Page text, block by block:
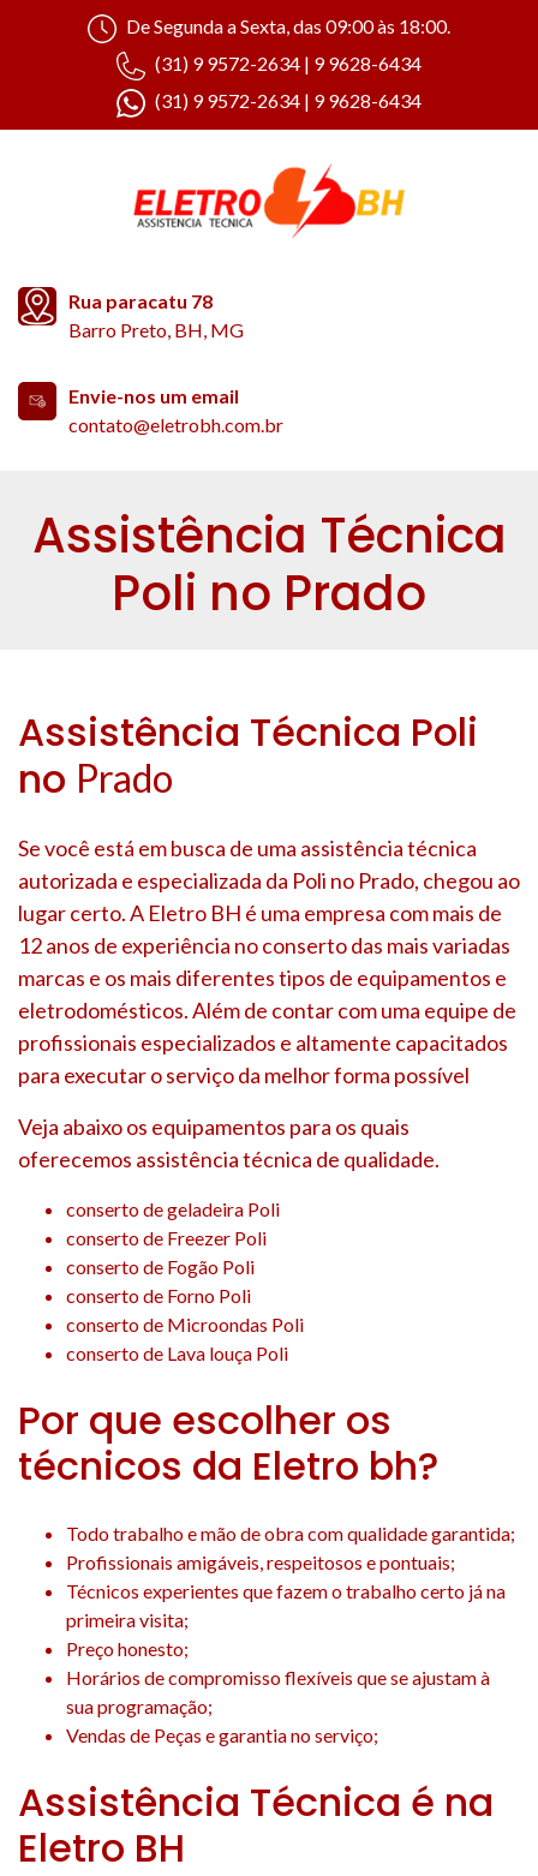
De Segunda a Sexta, das 09:00 às 18:00.
(31) 9 9572-2634 | 9 9628-6434
(31) 9 9572-2634 | 9 9628-6434
Rua paracatu 78
Barro Preto, BH, MG
Envie-nos um email
contato@eletrobh.com.br
Assistência Técnica
Poli no Prado
Assistência Técnica Poli
no Prado
Se você está em busca de uma assistência técnica
autorizada e especializada da Poli no Prado, chegou ao
lugar certo. A Eletro BH é uma empresa com mais de
12 anos de experiência no conserto das mais variadas
marcas e os mais diferentes tipos de equipamentos e
eletrodomésticos. Além de contar com uma equipe de
profissionais especializados e altamente capacitados
para executar o serviço da melhor forma possível
Veja abaixo os equipamentos para os quais
oferecemos assistência técnica de qualidade.
conserto de geladeira Poli
conserto de Freezer Poli
conserto de Fogão Poli
conserto de Forno Poli
conserto de Microondas Poli
conserto de Lava louça Poli
Por que escolher os
técnicos da Eletro bh?
Todo trabalho e mão de obra com qualidade garantida;
Profissionais amigáveis, respeitosos e pontuais;
Técnicos experientes que fazem o trabalho certo já na
primeira visita;
Preço honesto;
Horários de compromisso flexíveis que se ajustam à
sua programação;
Vendas de Peças e garantia no serviço;
Assistência Técnica é na
Eletro BH